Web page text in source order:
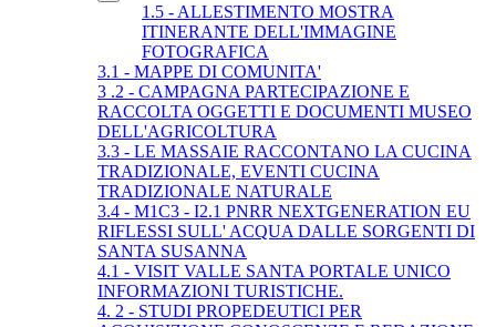
1.5 - ALLESTIMENTO MOSTRA
ITINERANTE DELL'IMMAGINE
FOTOGRAFICA
3.1 - MAPPE DI COMUNITA'
3 .2 - CAMPAGNA PARTECIPAZIONE E
RACCOLTA OGGETTI E DOCUMENTI MUSEO
DELL'AGRICOLTURA
3.3 - LE MASSAIE RACCONTANO LA CUCINA
TRADIZIONALE, EVENTI CUCINA
TRADIZIONALE NATURALE
3.4 - M1C3 - I2.1 PNRR NEXTGENERATION EU
RIFLESSI SULL' ACQUA DALLE SORGENTI DI
SANTA SUSANNA
4.1 - VISIT VALLE SANTA PORTALE UNICO
INFORMAZIONI TURISTICHE.
4. 2 - STUDI PROPEDEUTICI PER